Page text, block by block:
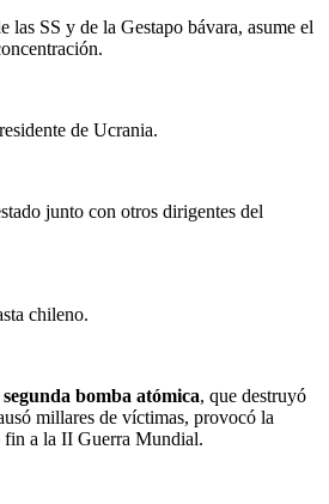
las SS y de la Gestapo bávara, asume el
de Ucrania.
junto con otros dirigentes del
chileno.
bomba atómica, que destruyó
millares de víctimas, provocó la
fin a la II Guerra Mundial.